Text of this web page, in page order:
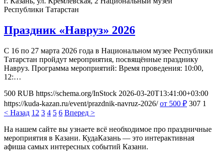
Республики Татарстан
Праздник «Навруз» 2026
С 16 по 27 марта 2026 года в Национальном музее Республики
Татарстан пройдут мероприятия, посвящённые празднику
Навруз. Программа мероприятий: Время проведения: 10:00,
12:…
500 RUB https://schema.org/InStock 2026-03-20T13:41:00+03:00
https://kuda-kazan.ru/event/prazdnik-navruz-2026/ от 500 ₽ 307 1
< Назад 1 2 3 4 5 6 Вперед >
На нашем сайте вы узнаете всё необходимое про праздничные
мероприятия в Казани. КудаКазань — это интерактивная
афиша самых интересных событий Казани.